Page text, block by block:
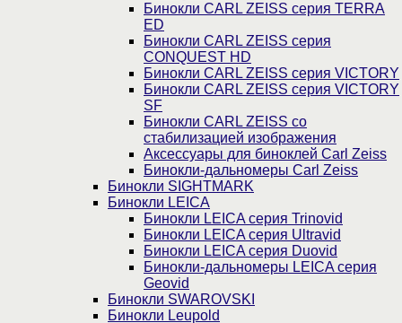
Бинокли CARL ZEISS серия TERRA
ED
Бинокли CARL ZEISS серия
CONQUEST HD
Бинокли CARL ZEISS серия VICTORY
Бинокли CARL ZEISS серия VICTORY
SF
Бинокли CARL ZEISS со
стабилизацией изображения
Аксессуары для биноклей Carl Zeiss
Бинокли-дальномеры Carl Zeiss
Бинокли SIGHTMARK
Бинокли LEICA
Бинокли LEICA серия Trinovid
Бинокли LEICA серия Ultravid
Бинокли LEICA серия Duovid
Бинокли-дальномеры LEICA серия
Geovid
Бинокли SWAROVSKI
Бинокли Leupold